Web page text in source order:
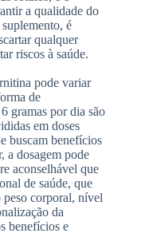
a qualidade do
é
qualquer
riscos à saúde.
pode variar
de
gramas por dia são
em doses
buscam benefícios
a dosagem pode
aconselhável que
de saúde, que
corporal, nível
da
benefícios e